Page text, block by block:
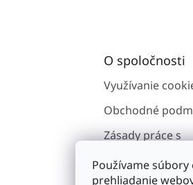
Používame
prehliadanie
O spoločnosti
Využívanie
Obchodné
Zásady práce s
Kontakty